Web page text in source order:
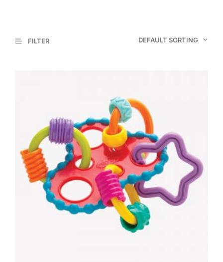
FILTER DEFAULT SORTING